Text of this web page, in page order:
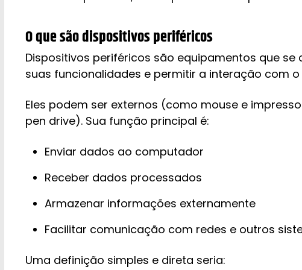
O que são dispositivos periféricos
Dispositivos periféricos são equipamentos que
suas funcionalidades e permitir a interação com
Eles podem ser externos (como mouse e
pen drive). Sua função principal é:
Enviar dados ao computador
Receber dados processados
Armazenar informações externamente
Facilitar comunicação com redes e outros
Uma definição simples e direta seria: